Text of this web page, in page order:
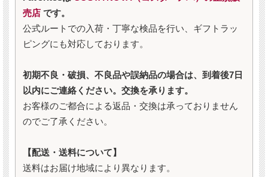
売店 です。
公式ルートでの入荷・丁寧な検品を行い、ギフトラッ
ピングにも対応しております。
初期不良・破損、不良品や誤納品の場合は、到着後7日
以内にご連絡ください。交換を承ります。
お客様のご都合による返品・交換は承っておりません
のでご了承ください。
【配送・送料について】
送料はお届け地域により異なります。